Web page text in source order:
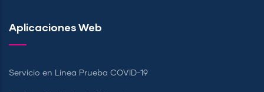
Aplicaciones Web
Servicio en Línea Prueba COVID-19